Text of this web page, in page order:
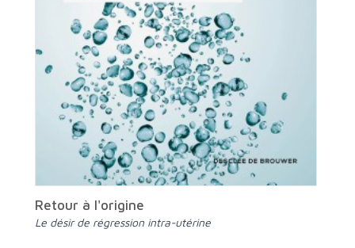
Retour à l'origine
Le désir de régression intra-utérine